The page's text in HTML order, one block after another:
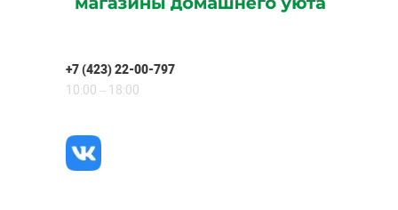
+7 (423) 22-00-797
10:00 – 18:00